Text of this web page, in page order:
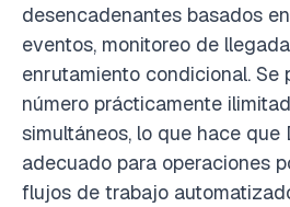
desencadenantes basados
eventos, monitoreo de
enrutamiento condicional. Se
número prácticamente
simultáneos, lo que hace que
adecuado para operaciones
flujos de trabajo